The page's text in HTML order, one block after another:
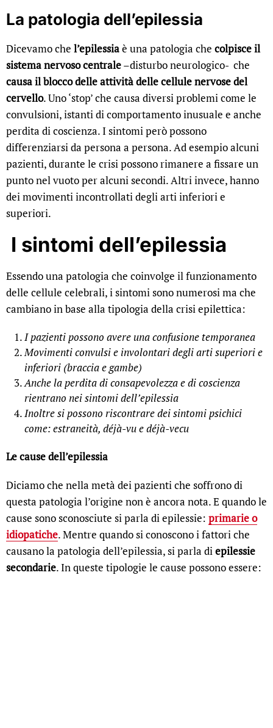
La patologia dell’epilessia
Dicevamo che l’epilessiaè una patologia che colpisce il
sistema nervoso centrale–disturbo neurologico- che
causa il blocco delle attività delle cellule nervose del
cervello. Uno ‘stop’ che causa diversi problemi come le
convulsioni, istanti di comportamento inusuale e anche
perdita di coscienza. I sintomi però possono
differenziarsi da persona a persona. Ad esempio alcuni
pazienti, durante le crisi possono rimanere a fissare un
punto nel vuoto per alcuni secondi. Altri invece, hanno
dei movimenti incontrollati degli arti inferiori e
superiori.
I sintomi dell’epilessia
Essendo una patologia che coinvolge il funzionamento
delle cellule celebrali, i sintomi sono numerosi ma che
cambiano in base alla tipologia della crisi epilettica:
I pazienti possono avere una confusione temporanea
Movimenti convulsi e involontari degli arti superiori e
inferiori (braccia e gambe)
Anche la perdita di consapevolezza e di coscienza
rientrano nei sintomi dell’epilessia
Inoltre si possono riscontrare dei sintomi psichici
come: estraneità, déjà-vu e déjà-vecu
Le cause dell’epilessia
Diciamo che nella metà dei pazienti che soffrono di
questa patologia l’origine non è ancora nota. E quando le
cause sono sconosciute si parla di epilessie: primarie o
idiopatiche. Mentre quando si conoscono i fattori che
causano la patologia dell’epilessia, si parla diepilessie
secondarie. In queste tipologie le cause possono essere: